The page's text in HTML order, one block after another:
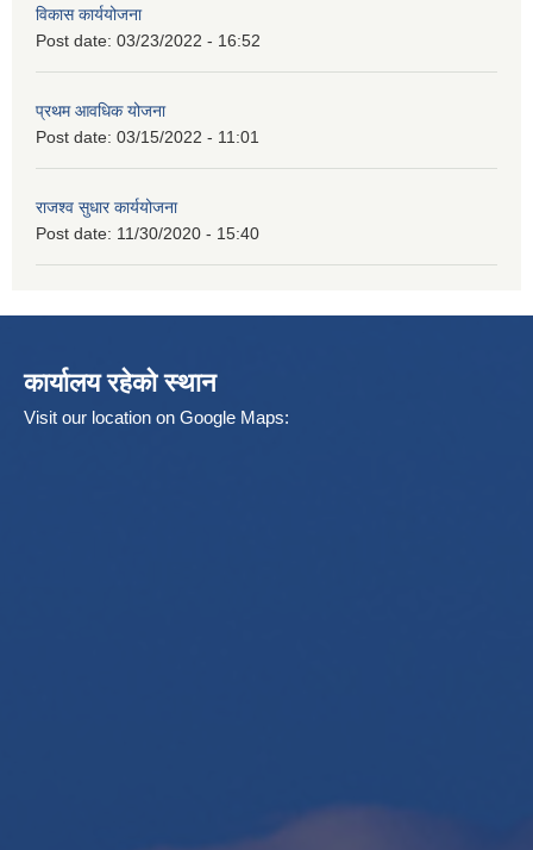
विकास कार्ययोजना
Post date: 03/23/2022 - 16:52
प्रथम आवधिक योजना
Post date: 03/15/2022 - 11:01
राजश्व सुधार कार्ययोजना
Post date: 11/30/2020 - 15:40
कार्यालय रहेको स्थान
Visit our location on Google Maps: